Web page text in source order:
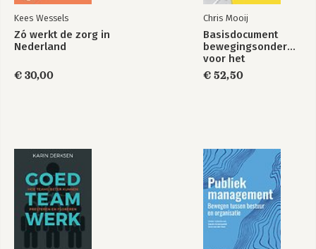
Kees Wessels
Zó werkt de zorg in
Nederland
€ 30,00
Chris Mooij
Basisdocument
bewegingsonderwijs
voor het
basisonderwijs
€ 52,50